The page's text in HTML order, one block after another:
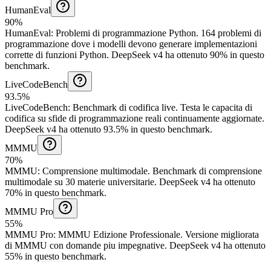
HumanEval
90%
HumanEval: Problemi di programmazione Python. 164 problemi di
programmazione dove i modelli devono generare implementazioni
corrette di funzioni Python. DeepSeek v4 ha ottenuto 90% in questo
benchmark.
LiveCodeBench
93.5%
LiveCodeBench: Benchmark di codifica live. Testa le capacita di
codifica su sfide di programmazione reali continuamente aggiornate.
DeepSeek v4 ha ottenuto 93.5% in questo benchmark.
MMMU
70%
MMMU: Comprensione multimodale. Benchmark di comprensione
multimodale su 30 materie universitarie. DeepSeek v4 ha ottenuto
70% in questo benchmark.
MMMU Pro
55%
MMMU Pro: MMMU Edizione Professionale. Versione migliorata
di MMMU con domande piu impegnative. DeepSeek v4 ha ottenuto
55% in questo benchmark.